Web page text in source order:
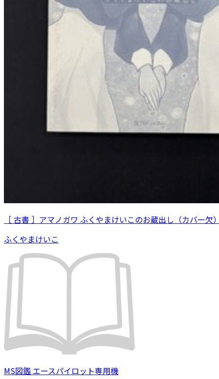
［ 古書 ］アマノガワ ふくやまけいこのお蔵出し（カバー欠
ふくやまけいこ
MS図鑑 エースパイロット専用機